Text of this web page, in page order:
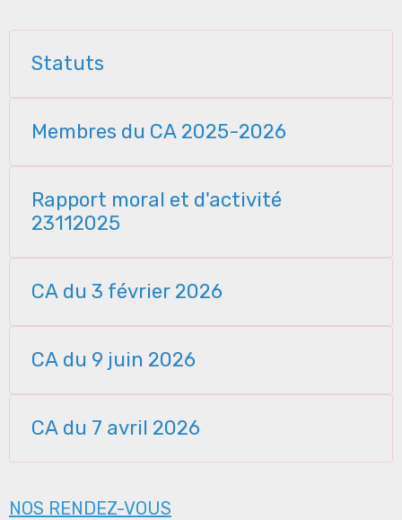
Statuts
Membres du CA 2025-2026
Rapport moral et d'activité
23112025
CA du 3 février 2026
CA du 9 juin 2026
CA du 7 avril 2026
NOS RENDEZ-VOUS